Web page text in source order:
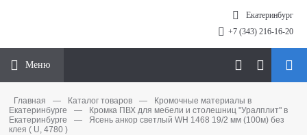
Екатеринбург
+7 (343) 216-16-20
Меню
Главная — Каталог товаров —
Кромочные материалы в
Екатеринбурге
—
Кромка ПВХ для мебели и столешниц "Уралплит" в
Екатеринбурге
—
Ясень анкор светлый WH 1468 19/2 мм (100м) без
клея ( U, 4780 )